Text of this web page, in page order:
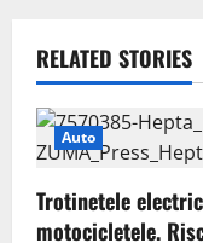
v
i
g
a
RELATED STORIES
Auto
Trotinetele
motocicletele.